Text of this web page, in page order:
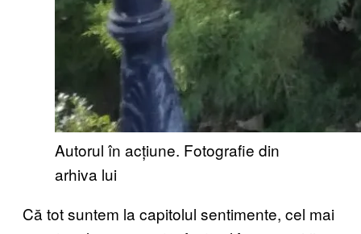
Autorul în acțiune. Fotografie din
arhiva lui
Că tot suntem la capitolul sentimente, cel mai